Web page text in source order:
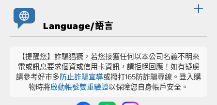
Language/語言
【提醒您】詐騙猖獗，若您接獲任何以本公司名義不明來
電或訊息要求個資或信用卡資訊，請拒絕回應！如有疑慮
請參考好市多防止詐騙宣導或撥打165防詐騙專線。登入購
物時將啟動帳號雙重驗證以保障您自身帳戶安全。